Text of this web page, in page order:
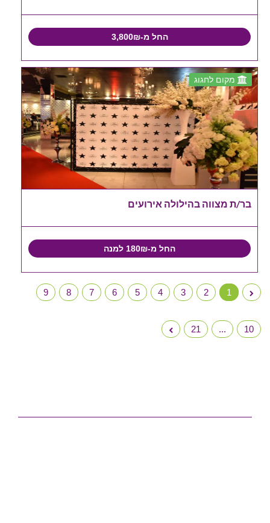
החל מ-3,800₪
מקום לחגוג
בר/ת מצווה בהילולה אירועים
החל מ-180₪ למנה
1
2
3
4
5
6
7
8
9
10
...
21